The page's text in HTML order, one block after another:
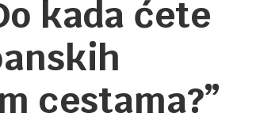
kada ćete
cestama?”